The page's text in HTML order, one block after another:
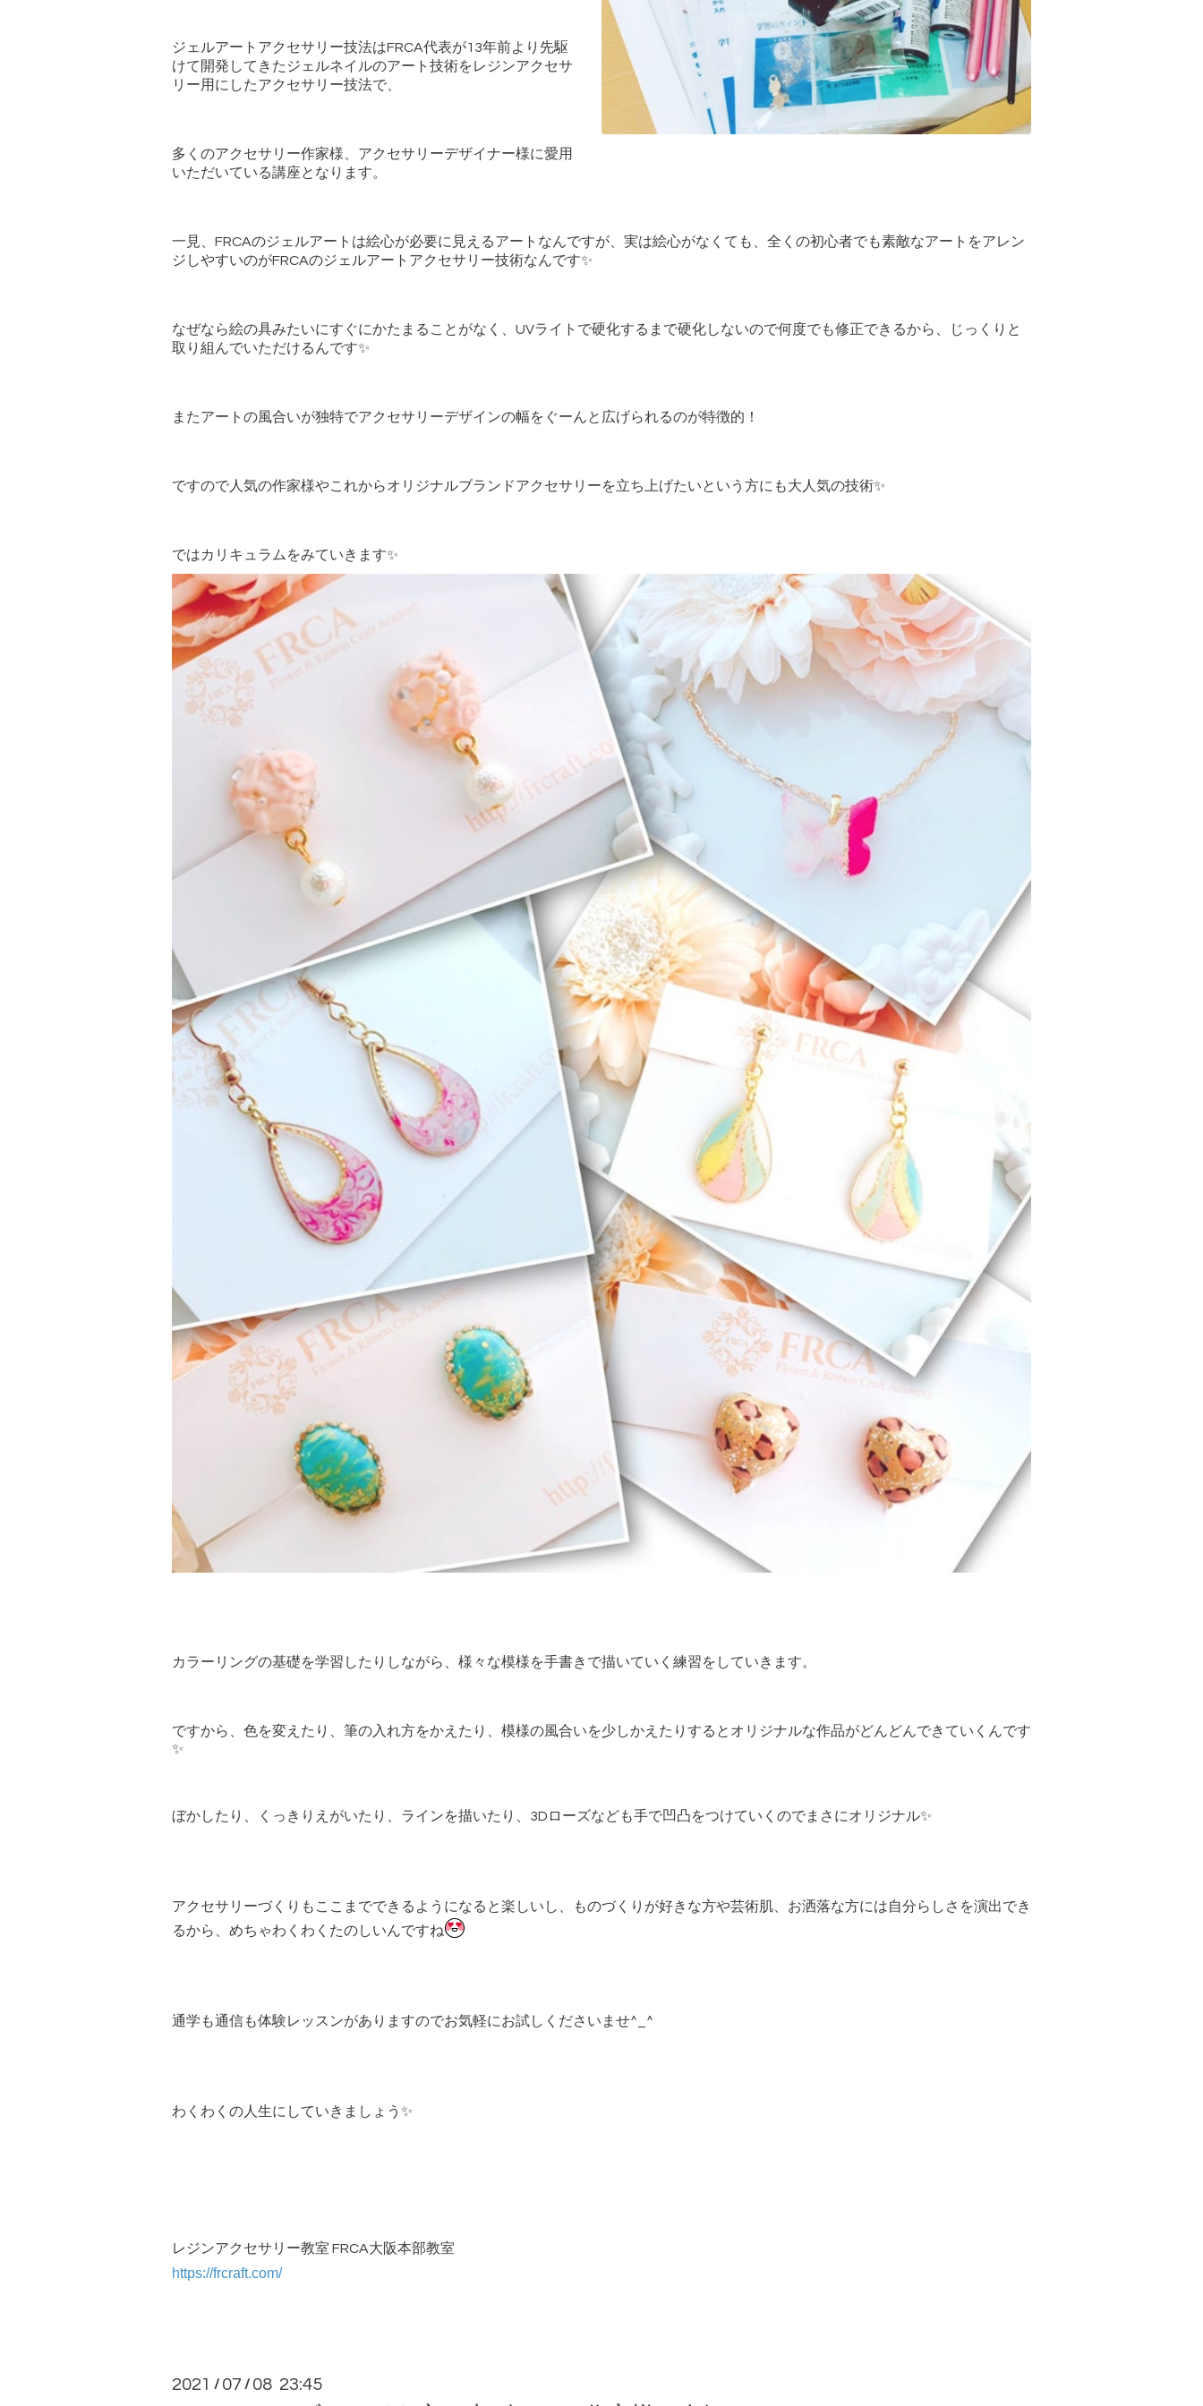
ジェルアートアクセサリー技法はFRCA代表が13年前より先駆
けて開発してきたジェルネイルのアート技術をレジンアクセサ
リー用にしたアクセサリー技法で、
多くのアクセサリー作家様、アクセサリーデザイナー様に愛用
いただいている講座となります。
一見、FRCAのジェルアートは絵心が必要に見えるアートなんですが、実は絵心がなくても、全くの初心者でも素敵なアートをアレン
ジしやすいのがFRCAのジェルアートアクセサリー技術なんです✨
なぜなら絵の具みたいにすぐにかたまることがなく、UVライトで硬化するまで硬化しないので何度でも修正できるから、じっくりと
取り組んでいただけるんです✨
またアートの風合いが独特でアクセサリーデザインの幅をぐーんと広げられるのが特徴的！
ですので人気の作家様やこれからオリジナルブランドアクセサリーを立ち上げたいという方にも大人気の技術✨
ではカリキュラムをみていきます✨
カラーリングの基礎を学習したりしながら、様々な模様を手書きで描いていく練習をしていきます。
ですから、色を変えたり、筆の入れ方をかえたり、模様の風合いを少しかえたりするとオリジナルな作品がどんどんできていくんです
✨
ぼかしたり、くっきりえがいたり、ラインを描いたり、3Dローズなども手で凹凸をつけていくのでまさにオリジナル✨
アクセサリーづくりもここまでできるようになると楽しいし、ものづくりが好きな方や芸術肌、お洒落な方には自分らしさを演出でき
るから、めちゃわくわくたのしいんですね
通学も通信も体験レッスンがありますのでお気軽にお試しくださいませ^_^
わくわくの人生にしていきましょう✨
レジンアクセサリー教室 FRCA大阪本部教室
https://frcraft.com/
2021 / 07 / 08 23:45